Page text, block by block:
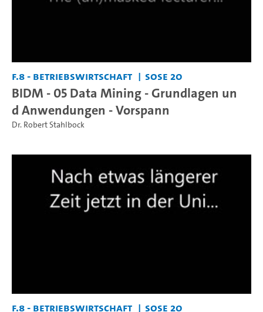
F.8 - Betriebswirtschaft SoSe 20
BIDM - 05 Data Mining - Grundlagen un
d Anwendungen - Vorspann
Dr. Robert Stahlbock
F.8 - Betriebswirtschaft SoSe 20